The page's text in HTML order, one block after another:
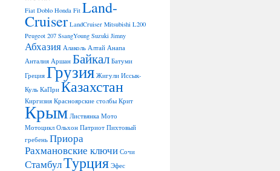
Fiat Doblo Honda Fit Land-
Cruiser LandCruiser Mitsubishi L200
Peugeot 207 SsangYoung Suzuki Jimny
Абхазия Алаколь Алтай Анапа
Анталия Аршан Байкал Батуми
Греция Грузия Жигули Иссык-
Куль КаПри Казахстан
Киргизия Красноярские столбы Крит
Крым Листвянка Мото
Мотоцикл Ольхон Патриот Пихтовый
гребень Приора
Рахмановские ключи Сочи
СтамбулТурция Эфес